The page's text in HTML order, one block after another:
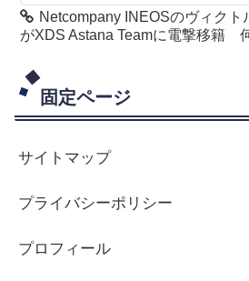
Netcompany INEOSのヴィクト
がXDS Astana Teamに電撃移籍
固定ページ
サイトマップ
プライバシーポリシー
プロフィール